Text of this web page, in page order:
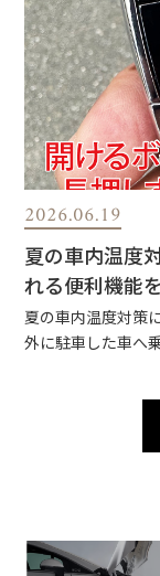
2026.06.19
夏の車内温度
れる便利機能
夏の車内温度対策
外に駐車した車へ